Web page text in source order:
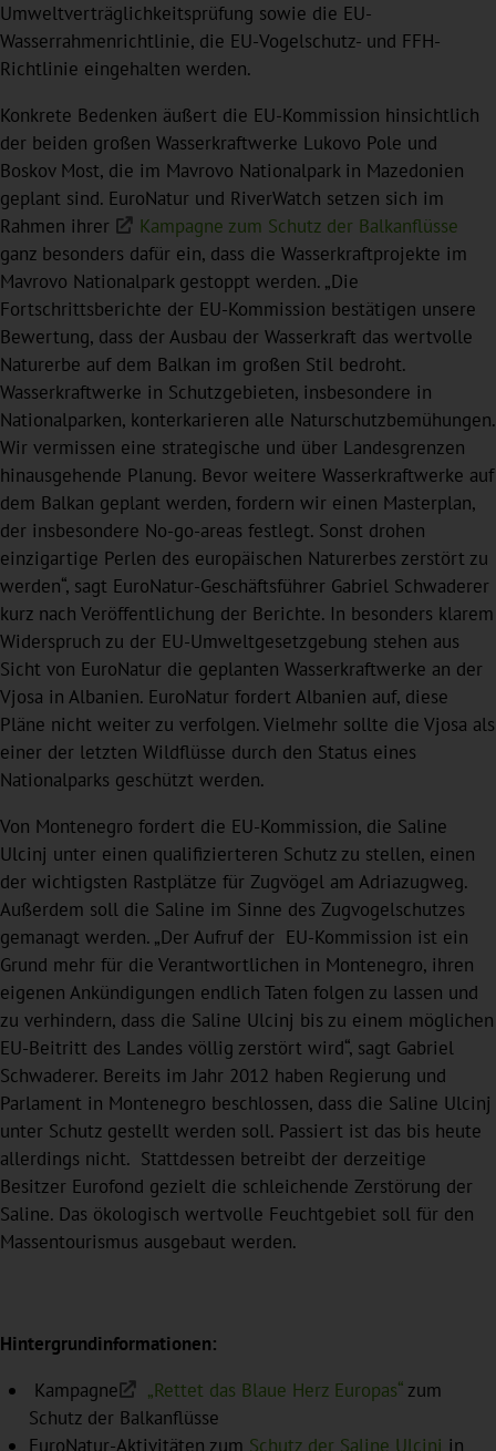
Umweltverträglichkeitsprüfung sowie die EU-
Wasserrahmenrichtlinie, die EU-Vogelschutz- und FFH-
Richtlinie eingehalten werden.
Konkrete Bedenken äußert die EU-Kommission hinsichtlich
der beiden großen Wasserkraftwerke Lukovo Pole und
Boskov Most, die im Mavrovo Nationalpark in Mazedonien
geplant sind. EuroNatur und RiverWatch setzen sich im
Rahmen ihrer
Kampagne zum Schutz der Balkanflüsse
ganz besonders dafür ein, dass die Wasserkraftprojekte im
Mavrovo Nationalpark gestoppt werden. „Die
Fortschrittsberichte der EU-Kommission bestätigen unsere
Bewertung, dass der Ausbau der Wasserkraft das wertvolle
Naturerbe auf dem Balkan im großen Stil bedroht.
Wasserkraftwerke in Schutzgebieten, insbesondere in
Nationalparken, konterkarieren alle Naturschutzbemühungen.
Wir vermissen eine strategische und über Landesgrenzen
hinausgehende Planung. Bevor weitere Wasserkraftwerke auf
dem Balkan geplant werden, fordern wir einen Masterplan,
der insbesondere No-go-areas festlegt. Sonst drohen
einzigartige Perlen des europäischen Naturerbes zerstört zu
werden“, sagt EuroNatur-Geschäftsführer Gabriel Schwaderer
kurz nach Veröffentlichung der Berichte. In besonders klarem
Widerspruch zu der EU-Umweltgesetzgebung stehen aus
Sicht von EuroNatur die geplanten Wasserkraftwerke an der
Vjosa in Albanien. EuroNatur fordert Albanien auf, diese
Pläne nicht weiter zu verfolgen. Vielmehr sollte die Vjosa als
einer der letzten Wildflüsse durch den Status eines
Nationalparks geschützt werden.
Von Montenegro fordert die EU-Kommission, die Saline
Ulcinj unter einen qualifizierteren Schutz zu stellen, einen
der wichtigsten Rastplätze für Zugvögel am Adriazugweg.
Außerdem soll die Saline im Sinne des Zugvogelschutzes
gemanagt werden. „Der Aufruf der EU-Kommission ist ein
Grund mehr für die Verantwortlichen in Montenegro, ihren
eigenen Ankündigungen endlich Taten folgen zu lassen und
zu verhindern, dass die Saline Ulcinj bis zu einem möglichen
EU-Beitritt des Landes völlig zerstört wird“, sagt Gabriel
Schwaderer. Bereits im Jahr 2012 haben Regierung und
Parlament in Montenegro beschlossen, dass die Saline Ulcinj
unter Schutz gestellt werden soll. Passiert ist das bis heute
allerdings nicht. Stattdessen betreibt der derzeitige
Besitzer Eurofond gezielt die schleichende Zerstörung der
Saline. Das ökologisch wertvolle Feuchtgebiet soll für den
Massentourismus ausgebaut werden.
Hintergrundinformationen:
Kampagne
„Rettet das Blaue Herz Europas“zum
Schutz der Balkanflüsse
EuroNatur-Aktivitäten zum Schutz der Saline Ulcinj in